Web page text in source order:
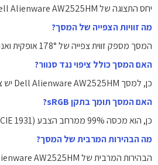
יחס התצוגה של Dell Alienware AW2525HM הוא ‎16:9‎.
מה זוויות הצפייה של המסך?
המסך מספק זווית צפייה של ‎178°‎ אופקית ואנכית.
האם המסך כולל ציפוי נגד סנוור?
כן, למסך Dell Alienware AW2525HM יש ציפוי נגד סנוור.
האם המסך תומך בתקן sRGB?
כן, הוא מכסה ‎99%‎ ממרחב הצבע sRGB (CIE 1931).
מה הבהירות המרבית של המסך?
הבהירות המרבית של Dell Alienware AW2525HM היא ‎400‎ cd/m².